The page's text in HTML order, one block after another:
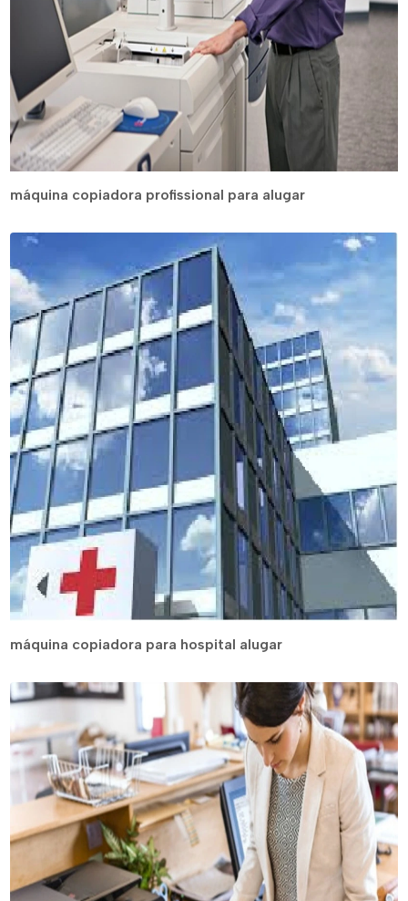
máquina copiadora profissional para alugar
máquina copiadora para hospital alugar